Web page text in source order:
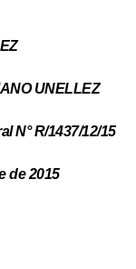
UNELLEZ
N° R/1437/12/15
de 2015